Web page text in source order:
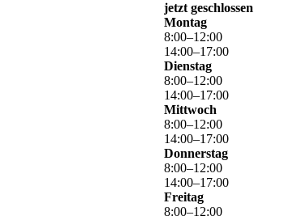
jetzt geschlossen
Montag
8:00–12:00
14:00–17:00
Dienstag
8:00–12:00
14:00–17:00
Mittwoch
8:00–12:00
14:00–17:00
Donnerstag
8:00–12:00
14:00–17:00
Freitag
8:00–12:00